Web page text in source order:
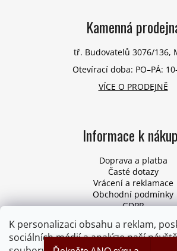
K personalizaci obsahu a reklam,
sociálních médií a analýze naší
Kamenná
tř. Budovatelů 3076/136,
Otevírací doba: PO–PÁ:
VÍCE O PRODEJNĚ
Informace k
Doprava a platba
Časté dotazy
Vrácení a reklamace
Obchodní podmínky
GDPR
Odstoupení od